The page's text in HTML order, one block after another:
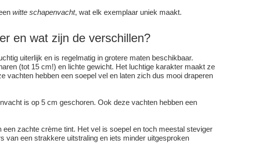
witte schapenvacht, wat elk exemplaar uniek maakt.
en wat zijn de verschillen?
uiterlijk en is regelmatig in grotere maten beschikbaar.
(tot 15 cm!) en lichte gewicht. Het luchtige karakter maakt ze
hebben een soepel vel en laten zich dus mooi draperen
is op 5 cm geschoren. Ook deze vachten hebben een
een zachte crème tint. Het vel is soepel en toch meestal steviger
van een strakkere uitstraling en iets minder uitgesproken